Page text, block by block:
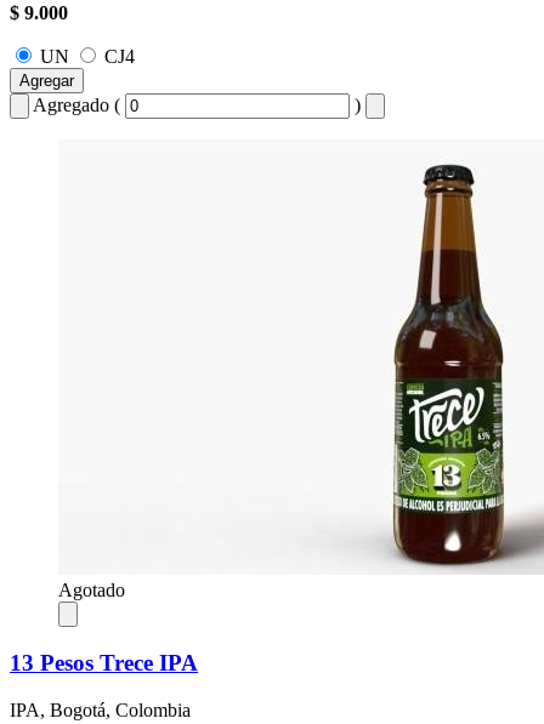
$ 9.000
UN CJ4
Agregar
Agregado ( )
Agotado
13 Pesos Trece IPA
IPA, Bogotá, Colombia